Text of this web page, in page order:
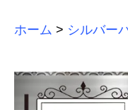
ホーム > シルバー